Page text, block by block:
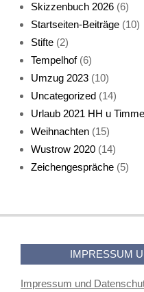
Skizzenbuch 2026 (6)
Startseiten-Beiträge (10)
Stifte (2)
Tempelhof(6)
Umzug 2023 (10)
Uncategorized (14)
Urlaub 2021 HH u
Weihnachten (15)
Wustrow 2020 (14)
Zeichengespräche (5)
IMPRESSUM
Impressum und